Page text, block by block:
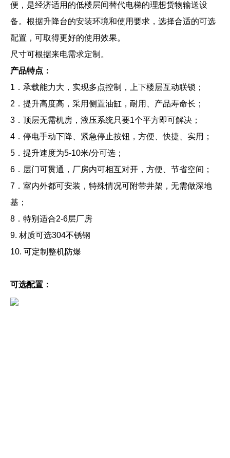
便，是经济适用的低楼层间替代电梯的理想货物输送设
备。根据升降台的安装环境和使用要求，选择合适的可选
配置，可取得更好的使用效果。
尺寸可根据来电需求定制。
产品特点：
1 ．承载能力大，实现多点控制，上下楼层互动联锁；
2 ．提升高度高，采用侧置油缸，耐用、产品寿命长；
3 ．顶层无需机房，液压系统只要1个平方即可解决；
4 ．停电手动下降、紧急停止按钮，方便、快捷、实用；
5 ．提升速度为5-10米/分可选；
6 ．层门可贯通，厂房内可相互对开，方便、节省空间；
7 ．室内外都可安装，特殊情况可附带井架，无需做深地
基；
8 ．特别适合2-6层厂房
9. 材质可选304不锈钢
10. 可定制整机防爆
可选配置：